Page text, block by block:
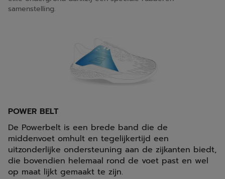
samenstelling.
POWER BELT
De Powerbelt is een brede band die de
middenvoet omhult en tegelijkertijd een
uitzonderlijke ondersteuning aan de zijkanten biedt,
die bovendien helemaal rond de voet past en wel
op maat lijkt gemaakt te zijn.